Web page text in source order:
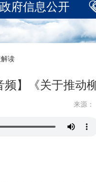
政府信息公开
读
频】《关于推动
来源